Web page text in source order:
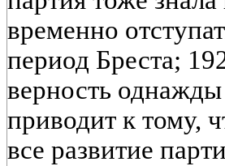
временно
период Бреста;
верность
приводит к тому,
все развитие